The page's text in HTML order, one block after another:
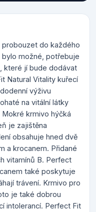
do každého
možné, potřebuje
které jí bude dodávat
Natural Vitality kuřecí
výživu
na vitální látky
krmivo hýčká
je zajištěna
obsahuje hned dvě
a krocanem. Přidané
vitamínů B. Perfect
také poskytuje
trávení. Krmivo pro
je také dobrou
intolerancí. Perfect Fit